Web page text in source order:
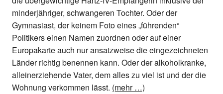
minderjähriger, schwangeren Tochter. Oder der
Gymnasiast, der keinem Foto eines „führenden“
Politikers einen Namen zuordnen oder auf einer
Europakarte auch nur ansatzweise die eingezeichneten
Länder richtig benennen kann. Oder der alkoholkranke,
alleinerziehende Vater, dem alles zu viel ist und der die
Wohnung verkommen lässt. (mehr …)